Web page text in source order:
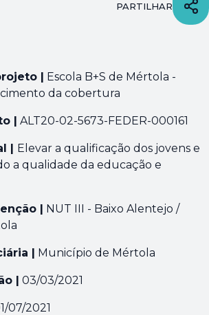
PARTILHAR
| Escola B+S de Mértola -
da cobertura
| ALT20-02-5673-FEDER-000161
| Elevar a qualificação dos jovens e
a qualidade da educação e
| NUT III - Baixo Alentejo /
| Município de Mértola
| 03/03/2021
07/2021